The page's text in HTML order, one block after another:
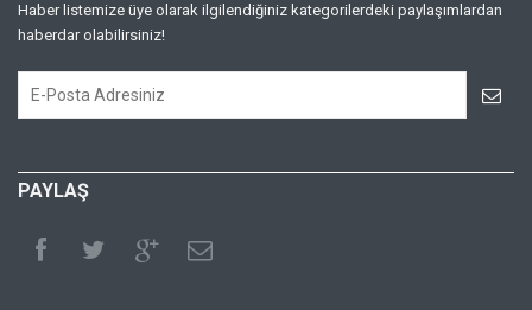
Haber listemize üye olarak ilgilendiğiniz kategorilerdeki paylaşımlardan
haberdar olabilirsiniz!
PAYLAŞ